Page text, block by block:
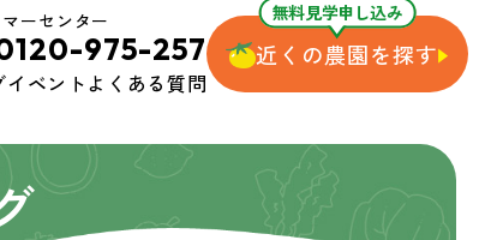
ーセンター
975-257
イベントよくある質問
無料見学申し込み
近くの農園を探す